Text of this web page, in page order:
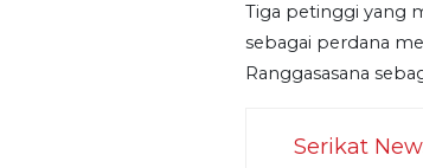
Tiga petinggi yang
sebagai perdana
Ranggasasana
Serikat